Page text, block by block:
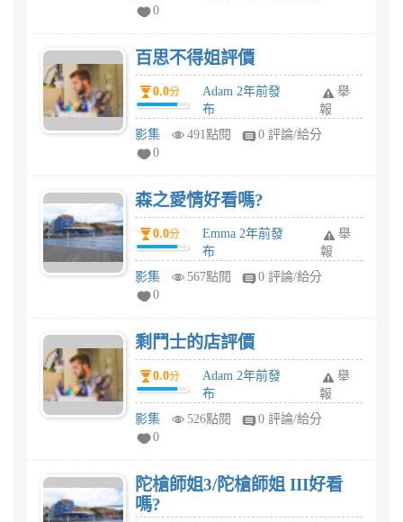
0
百思不得姐評價
0.0分
Adam 2年前發
布
舉
報
影集
491點閱
0 評論/給分
0
森之愛情好看嗎?
0.0分
Emma 2年前發
布
舉
報
影集
567點閱
0 評論/給分
0
剩鬥士的店評價
0.0分
Adam 2年前發
布
舉
報
影集
526點閱
0 評論/給分
0
陀槍師姐3/陀槍師姐 III好看
嗎?